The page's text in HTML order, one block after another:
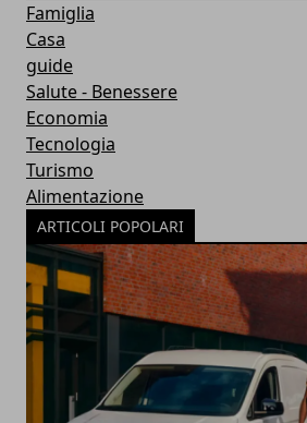
Famiglia
Casa
guide
Salute - Benessere
Economia
Tecnologia
Turismo
Alimentazione
ARTICOLI POPOLARI